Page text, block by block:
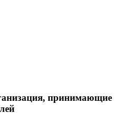
принимающие